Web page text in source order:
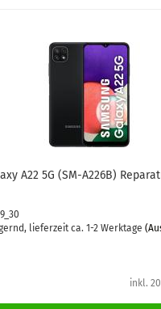
A22 5G (SM-​A226B)
lieferzeit ca. 1-2 Werktage
inkl.